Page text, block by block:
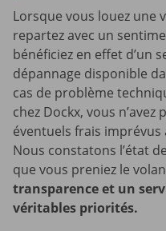
Lorsque vous louez une
repartez avec un
bénéficiez en effet d’un
dépannage disponible
cas de problème
chez Dockx, vous
éventuels frais
Nous constatons l’état
que vous preniez le
transparence et un
véritables priorités.